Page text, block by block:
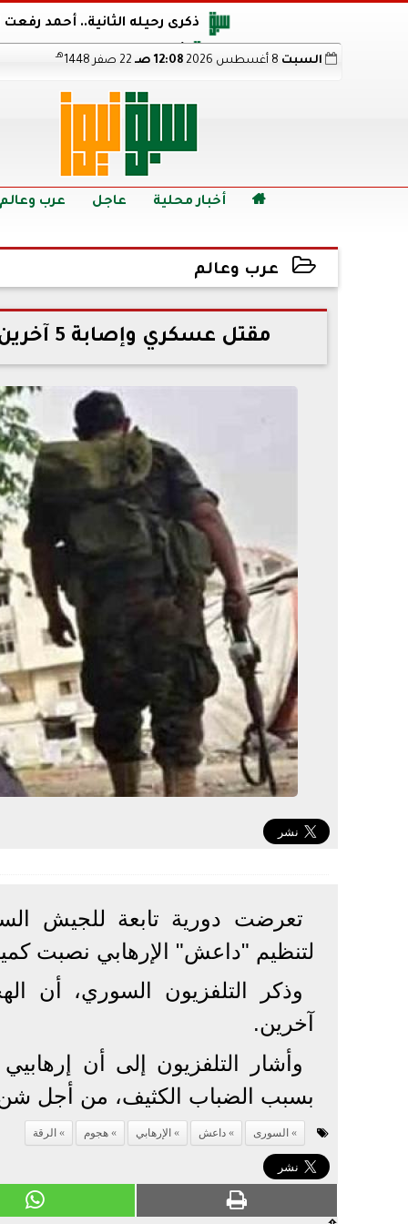
ذكرى رحيله الثانية.. أحمد
أجويرو يحذر الأرجنتين من
رابط نتيجة الدبلومات الفنية 2026 برقم الجلوس.. اعرف خطوات الاستعلام فور اعتمادها
السبت 12:08 صـ هـ
 أخبار محلية عاجل عرب وعالم
عرب وعالم
2023-01-07 23:39:04
مقتل عسكري وإصابة 5 آخرين في هجوم على دورية للجيش السوري بالرقة
تعرضت دورية تابعة للجيش
لتنظيم "داعش" الإرهابي نصبت
آخرين.
وأشار التلفزيون إلى أن
بسبب الضباب الكثيف، من أجل
السورى داعش الإرهابي هجوم الرقة